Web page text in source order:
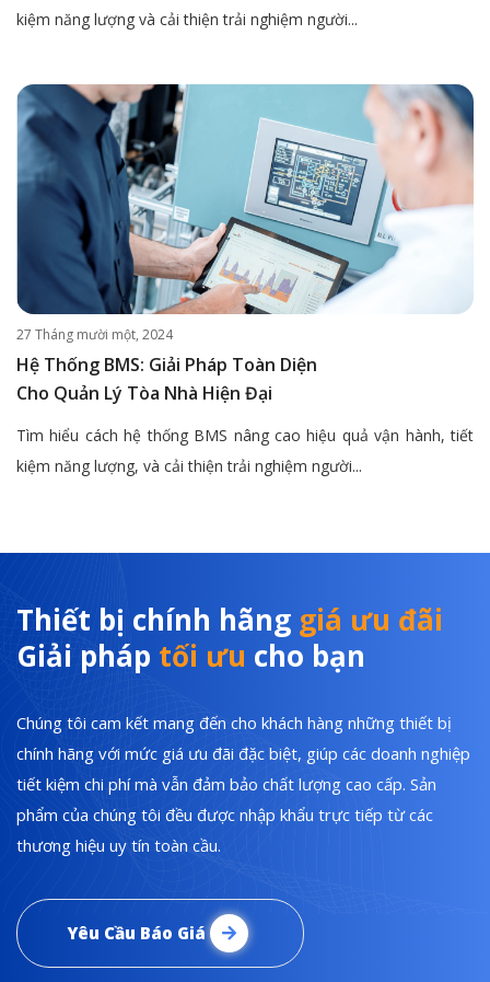
kiệm năng lượng và cải thiện trải nghiệm người...
27 Tháng mười một, 2024
Hệ Thống BMS: Giải Pháp Toàn Diện
Cho Quản Lý Tòa Nhà Hiện Đại
Tìm hiểu cách hệ thống BMS nâng cao hiệu quả vận hành, tiết
kiệm năng lượng, và cải thiện trải nghiệm người...
Thiết bị chính hãng giá ưu đãi
Giải pháp tối ưu cho bạn
Chúng tôi cam kết mang đến cho khách hàng những thiết bị
chính hãng với mức giá ưu đãi đặc biệt, giúp các doanh nghiệp
tiết kiệm chi phí mà vẫn đảm bảo chất lượng cao cấp. Sản
phẩm của chúng tôi đều được nhập khẩu trực tiếp từ các
thương hiệu uy tín toàn cầu.
Yêu Cầu Báo Giá